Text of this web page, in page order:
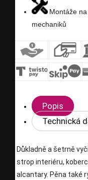
Montáže
mechaniků
Popis
Technická
Důkladně a šetrně
strop interiéru,
alcantary. Pěna také